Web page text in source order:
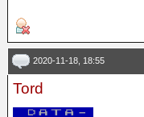
2020-11-18, 18:55
Tord